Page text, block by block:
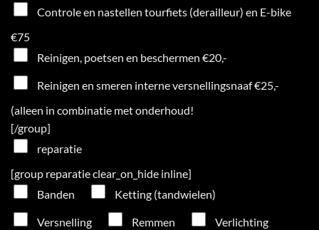
Controle en nastellen tourfiets (derailleur) en E-bike
€75
Reinigen, poetsen en beschermen €20,-
Reinigen en smeren interne versnellingsnaaf €25,-
(alleen in combinatie met onderhoud!
[/group]
reparatie
[group reparatie clear_on_hide inline]
Banden
Ketting (tandwielen)
Versnelling Remmen Verlichting